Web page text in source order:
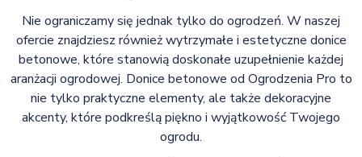
Nie ograniczamy się jednak tylko do ogrodzeń. W naszej
ofercie znajdziesz również wytrzymałe i estetyczne donice
betonowe, które stanowią doskonałe uzupełnienie każdej
aranżacji ogrodowej. Donice betonowe od Ogrodzenia Pro to
nie tylko praktyczne elementy, ale także dekoracyjne
akcenty, które podkreślą piękno i wyjątkowość Twojego
ogrodu.